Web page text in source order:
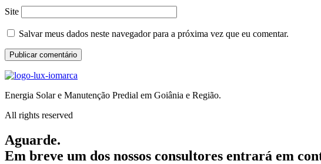
Site
Salvar meus dados neste navegador para a próxima vez que eu comentar.
Energia Solar e Manutenção Predial em Goiânia e Região.
All rights reserved
Aguarde.
Em breve um dos nossos consultores entrará em